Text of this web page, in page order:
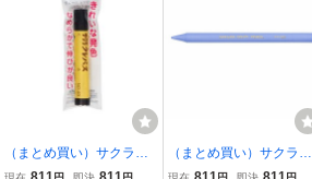
（まとめ買い）サクラク
レパス クレパス 単色 太
（まとめ買い）サクラク
レパス クーピーペンシル